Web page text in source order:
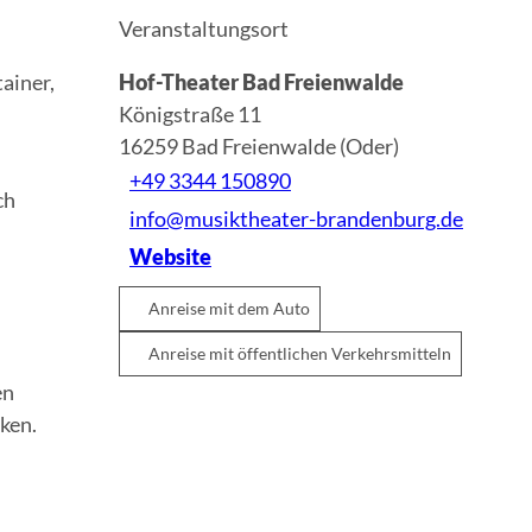
Veranstaltungsort
Hof-Theater Bad Freienwalde
Königstraße 11
16259Bad Freienwalde (Oder)
+49 3344 150890
info@musiktheater-brandenburg.de
Website
Anreise mit dem Auto
Anreise mit öffentlichen Verkehrsmitteln